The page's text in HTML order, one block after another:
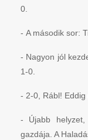
0.
- A második sor:
- Nagyon jól
1-0.
- 2-0, Rábl!
- Újabb
gazdája. A